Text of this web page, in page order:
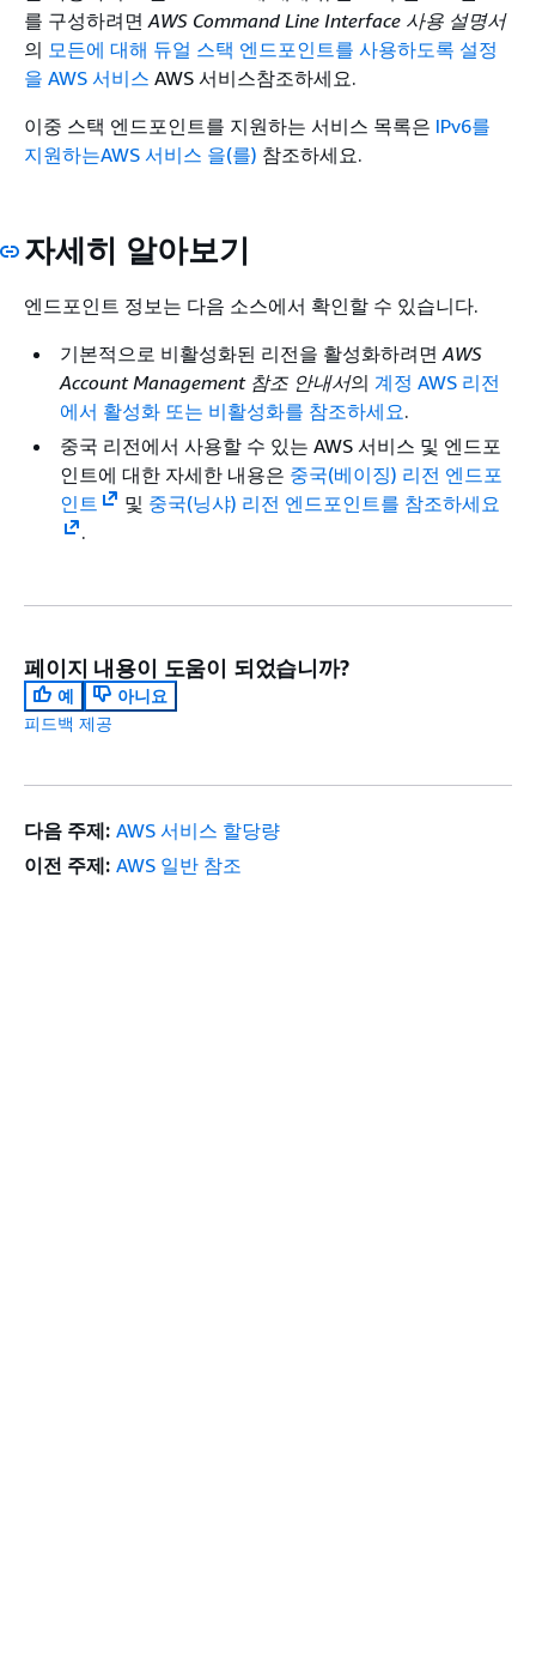
를 구성하려면 AWS Command Line Interface 사용 설명서
의 모든에 대해 듀얼 스택 엔드포인트를 사용하도록 설정
을 AWS 서비스 AWS 서비스참조하세요.
이중 스택 엔드포인트를 지원하는 서비스 목록은 IPv6를
지원하는AWS 서비스 을(를) 참조하세요.
자세히 알아보기
엔드포인트 정보는 다음 소스에서 확인할 수 있습니다.
기본적으로 비활성화된 리전을 활성화하려면AWS
Account Management 참조 안내서의 계정 AWS 리전
에서 활성화 또는 비활성화를 참조하세요.
중국 리전에서 사용할 수 있는 AWS 서비스 및 엔드포
인트에 대한 자세한 내용은 중국(베이징) 리전 엔드포
인트
및 중국(닝샤) 리전 엔드포인트를 참조하세요
.
페이지 내용이 도움이 되었습니까?
예
아니요
피드백 제공
다음 주제: AWS 서비스 할당량
이전 주제: AWS 일반 참조